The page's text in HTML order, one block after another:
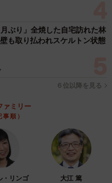
より）
状態
、「正規品」を販売する株
月ぶり」全焼した自宅訪れた林
も取り払われスケルトン状態
６位以降を見る
ァミリー
事順）
・リンゴ 大江 篤